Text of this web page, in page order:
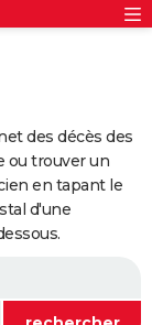
des décès des
ou trouver un
en tapant le
d'une